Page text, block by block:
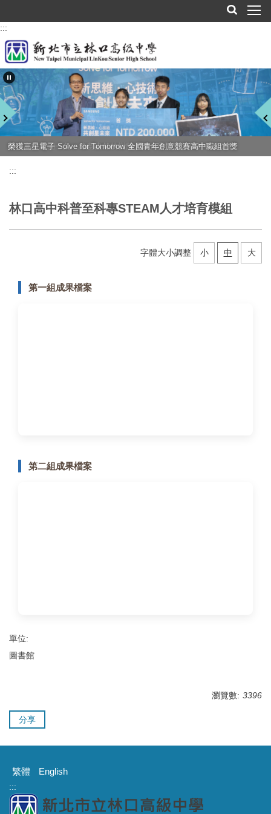
到
主
要
內
容
區
:::
林口高中校園一角：綠意盎然的樹蔭、陽光與舒適的戶外長凳走廊
榮獲三星電子 Solve for Tomorrow 全國青年創意競賽高中職組首獎
:::
林口高中科普至科專STEAM人才培育模組
字體大小調整 小 中 大
第一組成果檔案
第二組成果檔案
單位:
圖書館
瀏覽數: 3396
分享
繁體 English
:::